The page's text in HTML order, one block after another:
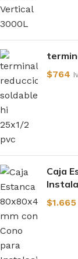
$764
Caja
$1.665